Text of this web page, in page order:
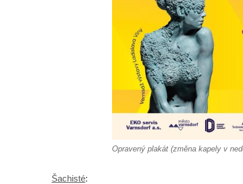
Opravený plakát (změna kapely v
Šachisté: